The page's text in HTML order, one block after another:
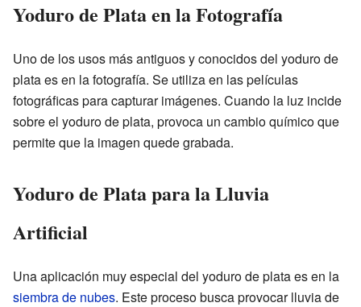
Yoduro de Plata en la Fotografía
Uno de los usos más antiguos y conocidos del yoduro de
plata es en la fotografía. Se utiliza en las películas
fotográficas para capturar imágenes. Cuando la luz incide
sobre el yoduro de plata, provoca un cambio químico que
permite que la imagen quede grabada.
Yoduro de Plata para la Lluvia
Artificial
Una aplicación muy especial del yoduro de plata es en la
siembra de nubes. Este proceso busca provocar lluvia de